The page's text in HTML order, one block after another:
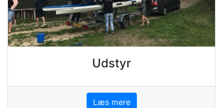
Udstyr
Læs mere